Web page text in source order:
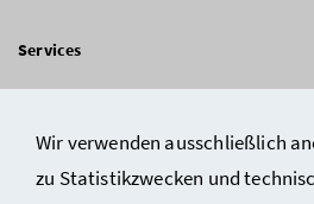
Wir verwenden ausschließlich
zu Statistikzwecken und
ServicesInhalt aufklappen